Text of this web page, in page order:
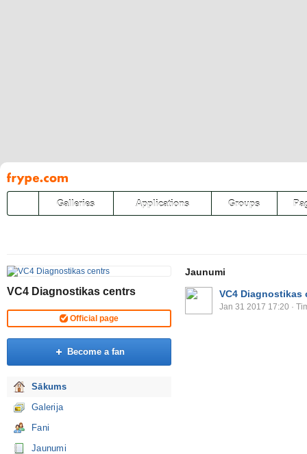
Pāriet
uz
saturu
Galleries Applications Groups
VC4 Diagnostikas centrs
Official page
Become a fan
Sākums
Galerija
Fani
Jaunumi
Jaunumi
VC4 Diagnostikas
Jan 31 2017 17:20 ·